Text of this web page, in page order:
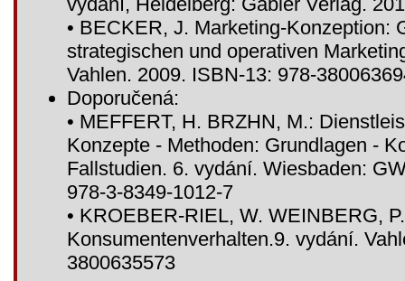
• BECKER, J. Marketing-Konzeption:
strategischen und operativen
Vahlen. 2009. ISBN-13: 978-
Doporučená:
• MEFFERT, H. BRZHN, M.:
Konzepte - Methoden: Grundlagen -
Fallstudien. 6. vydání. Wiesbaden:
978-3-8349-1012-7
• KROEBER-RIEL, W. WEINBERG,
Konsumentenverhalten.9. vydání.
3800635573